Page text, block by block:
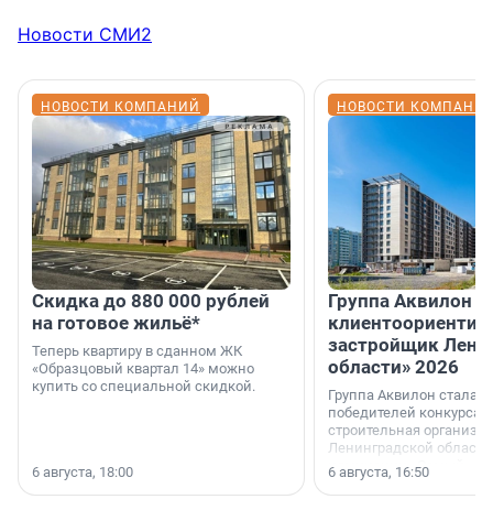
Новости СМИ2
НОВОСТИ КОМПАНИЙ
Скидка до 880 000 рублей
на готовое жильё*
Теперь квартиру в сданном ЖК
«Образцовый квартал 14» можно
купить со специальной скидкой.
6 августа, 18:00
НОВОСТИ
Группа Аквилон
застройщик
области» 2026
Группа Аквилон стала
победителей конкурса
строительная
Ленинградской области
номинации «Самый
застройщик
6 августа, 16:50